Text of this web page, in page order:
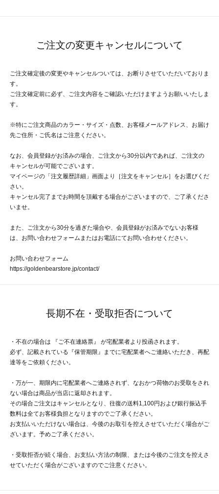
ご注文の変更キャンセルについて
ご注文確定後の変更やキャンセルついては、お断りさせていただいておりま
す。
ご注文確定前に必ず、ご注文内容をご確認いただけますようお願いいたしま
す。
※特にご注文商品のカラー・サイズ・点数、お客様メールアドレス、お届け
先ご住所・ご氏名はご注意ください。
なお、会員登録がお済みの場合、ご注文から30分以内であれば、ご注文の
キャンセルが可能でございます。
マイページの「注文履歴詳細」画面より［注文をキャンセル］をお選びくだ
さい。
キャンセル完了までお時間を頂戴する場合がございますので、ご了承くださ
いませ。
また、ご注文から30分を過ぎた場合や、会員登録がお済みでないお客様
は、お問い合わせフォームまたはお電話にてお問い合わせください。
お問い合わせフォーム
https://goldenbearstore.jp/contact/
長期不在・受取拒否について
・不在の場合は 『ご不在連絡票』 が宅配業者より投函されます。
必ず、記載されている『保管期限』までに宅配業者へご連絡いただき、再配
達等をご依頼ください。
・万が一、期限内に宅配業者へご連絡されず、なおかつ荷物のお受取をされ
ない場合は商品が当店に返却されます。
その場合ご注文はキャンセルとなり、往復の送料1,100円および銀行振込手
数料は全てお客様負担となりますのでご了承ください。
お支払いいただけない場合は、今後のお取引を控えさせていただく場合がご
ざいます。予めご了承ください。
・受取拒否が続く場合、お支払い方法の制限、または今後のご注文を控えさ
せていただく場合がございますのでご注意ください。